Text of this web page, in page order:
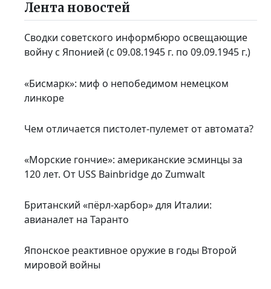
Лента новостей
Сводки советского информбюро освещающие
войну с Японией (с 09.08.1945 г. по 09.09.1945 г.)
«Бисмарк»: миф о непобедимом немецком
линкоре
Чем отличается пистолет-пулемет от автомата?
«Морские гончие»: американские эсминцы за
120 лет. От USS Bainbridge до Zumwalt
Британский «пёрл-харбор» для Италии:
авианалет на Таранто
Японское реактивное оружие в годы Второй
мировой войны